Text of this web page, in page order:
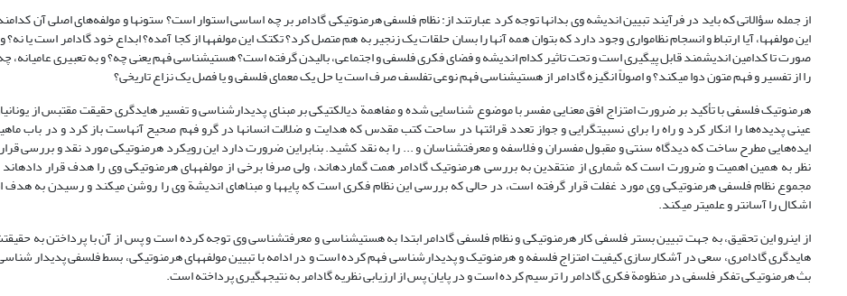
از جمله سؤالاتی که باید در فرآیند تبیین اندیشه وی بدان‏ها توجه کرد عبارتند از: نظام فلسفی هرمنوتیکی گادامر بر چه اساسی استوار است؟ ستون‏ها و مولفه‌های اصلی آن
این مولفه‏ها، آیا ارتباط و انسجام نظام‏واری وجود دارد که بتوان همه آنها را بسان حلقات یک زنجیر به هم متصل کرد؟ تک‏تک این مولفه‏ها از کجا آمده؟ ابداع خود گادامر است یا نه؟
صورت تا کدامین اندیشمند قابل پیگیری است و تحت تاثیر کدام اندیشه و فضای فکری فلسفی و اجتماعی، بالیدن گرفته است؟ هستی‏شناسی فهم یعنی چه؟ و به تعبیری عامیانه،
را از تفسیر و فهم متون دوا می‏کند؟ و اصولاً انگیزه گادامر از هستی‏شناسی فهم نوعی تفلسف صرف است یا حل یک معمای فلسفی و یا فصل یک نزاع تاریخی؟
هرمنوتیک فلسفی با تأکید بر ضرورت امتزاج افق معنایی مفسر با موضوع شناسایی شده و مفاهمة دیالکتیکی بر مبنای پدیدار­شناسی و تفسیر هایدگری حقیقت مقتبس از
عینی پدیده‌ها را انکار کرد و راه را برای نسبیت‏گرایی و جواز تعدد قرائت‏ها در ساحت کتب مقدس که هدایت و ضلالت انسان‏ها در گرو فهم صحیح آن­هاست باز کرد و در باب
ایده‌هایی مطرح ساخت که دیدگاه سنتی و مقبول مفسران و فلاسفه و معرفت‏شناسان و ... را به نقد کشید. بنابراین ضرورت دارد این رویکرد هرمنوتیکی مورد نقد و بررسی
نظر به همین اهمیت و ضرورت است که شماری از منتقدین به بررسی هرمنوتیک گادامر همت گمارده­اند، ولی صرفا برخی از مولفه­های هرمنوتیکی وی را هدف قرار
مجموع نظام فلسفی هرمنوتیکی وی مورد غفلت قرار گرفته است، در حالی که بررسی این نظام فکری است که پایه­ها و مبناهای اندیشة وی را روشن می­کند و رسیدن به هدف
اشکال را آسان­تر و علمی­تر می­کند.
از این­رو این تحقیق، به جهت تبیین بستر فلسفی کار هرمنوتیکی و نظام فلسفی گادامر ابتدا به هستی­شناسی و معرفت­شناسی وی توجه کرده است و پس از آن با پرداختن به
هایدگری گادامری، سعی در آشکار­سازی کیفیت امتزاج فلسفه و هرمنوتیک و پدیدار­شناسی فهم کرده است و در ادامه با تبیین مولفه­های هرمنوتیکی، بسط فلسفی پدیدار
بث هرمنوتیکی تفکر فلسفی در منظومة فکری گادامر را ترسیم کرده است و در پایان پس از ارزیابی نظریه گادامر به نتیجه­گیری پرداخته است.